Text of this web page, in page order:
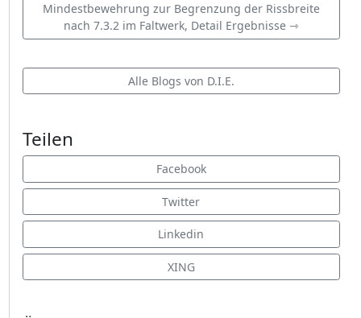
Mindestbewehrung zur Begrenzung der Rissbreite
nach 7.3.2 im Faltwerk, Detail Ergebnisse ⇾
Alle Blogs von D.I.E.
Teilen
Facebook
Twitter
Linkedin
XING